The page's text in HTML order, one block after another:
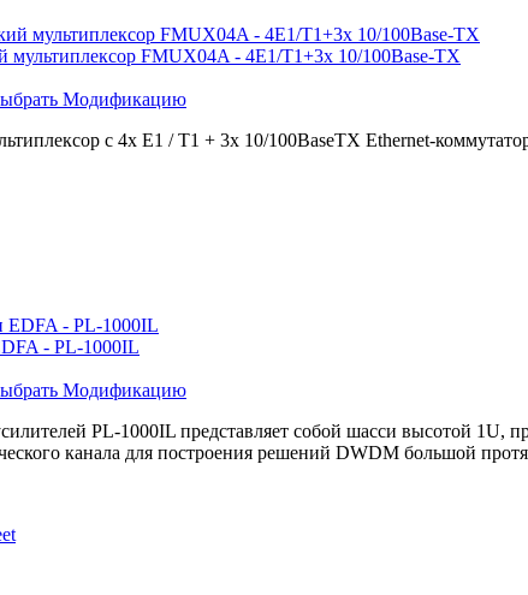
мультиплексор FMUX04A - 4E1/T1+3x 10/100Base-TX
Модификацию
с 4x E1 / T1 + 3x 10/100BaseTX Ethernet-
- PL-1000IL
Модификацию
PL-1000IL представляет собой шасси высотой 1U,
канала для построения решений DWDM большой